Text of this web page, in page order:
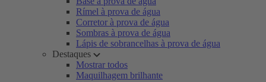
Rímel à prova de água
Corretor à prova de água
Sombras à prova de água
Lápis de sobrancelhas à prova de água
Destaques
Mostrar todos
Maquilhagem brilhante